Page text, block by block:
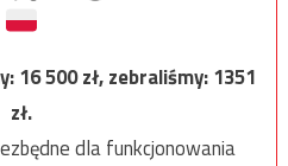
16 500zł, zebraliśmy:1351
zł.
dla funkcjonowania